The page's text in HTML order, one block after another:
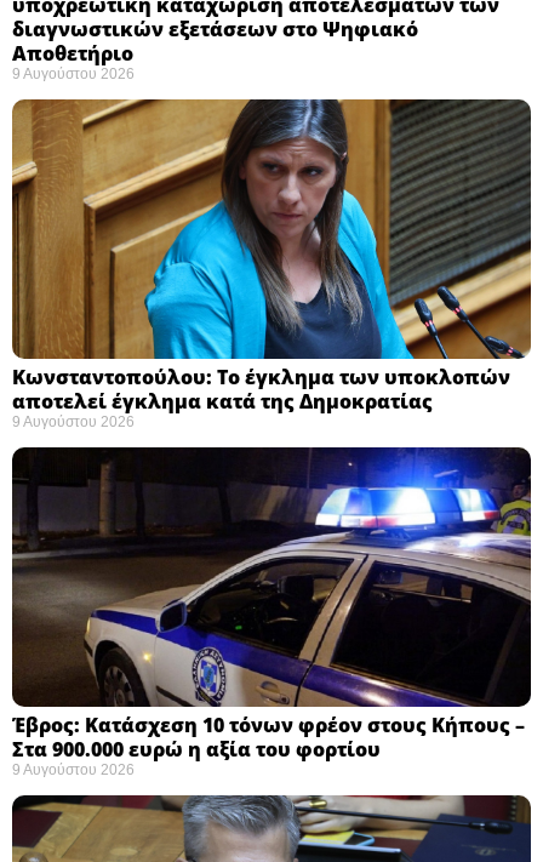
διαγνωστικών εξετάσεων στο Ψηφιακό
Αποθετήριο ​
9 Αυγούστου 2026
Κωνσταντοπούλου: Το έγκλημα των υποκλοπών
αποτελεί έγκλημα κατά της Δημοκρατίας ​
9 Αυγούστου 2026
Έβρος: Κατάσχεση 10 τόνων φρέον στους Κήπους –
Στα 900.000 ευρώ η αξία του φορτίου ​
9 Αυγούστου 2026